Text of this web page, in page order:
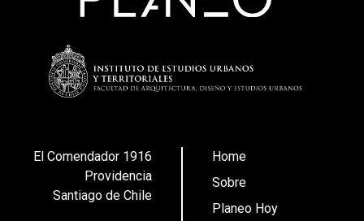
El Comendador 1916
Providencia
Santiago de Chile
Home
Sobre
Planeo Hoy